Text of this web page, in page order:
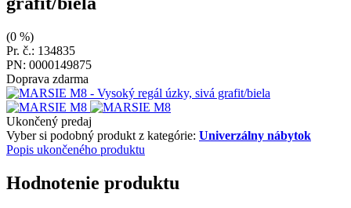
(0 %)
Pr. č.: 134835
PN: 0000149875
Doprava zdarma
Ukončený predaj
Vyber si podobný produkt z kategórie: Univerzálny nábytok
Popis ukončeného produktu
Hodnotenie produktu